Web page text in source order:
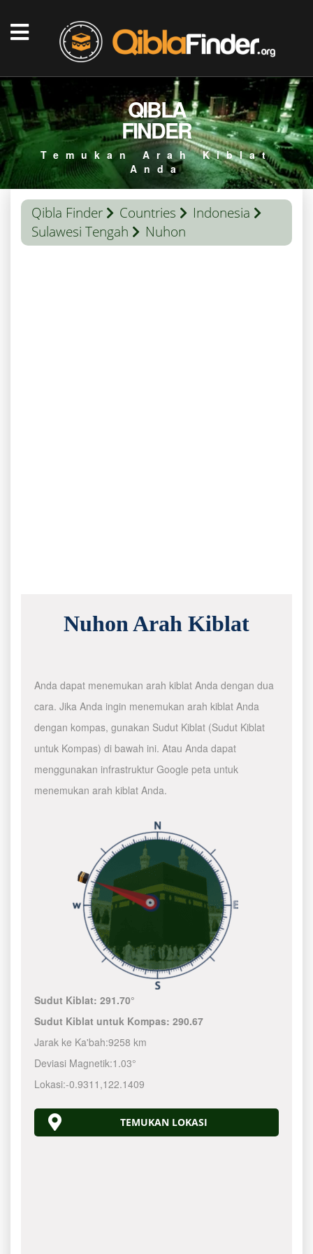
QIBLA
FINDER
Temukan Arah Kiblat
Anda
Qibla Finder Countries
Indonesia
Sulawesi Tengah
Nuhon
Nuhon Arah Kiblat
Anda dapat menemukan arah kiblat Anda dengan dua
cara. Jika Anda ingin menemukan arah kiblat Anda
dengan kompas, gunakan Sudut Kiblat (Sudut Kiblat
untuk Kompas) di bawah ini. Atau Anda dapat
menggunakan infrastruktur Google peta untuk
menemukan arah kiblat Anda.
Sudut Kiblat:291.70°
Sudut Kiblat untuk Kompas:290.67
Jarak ke Ka'bah:9258 km
Deviasi Magnetik:1.03°
Lokasi:-0.9311 ,122.1410
TEMUKAN LOKASI